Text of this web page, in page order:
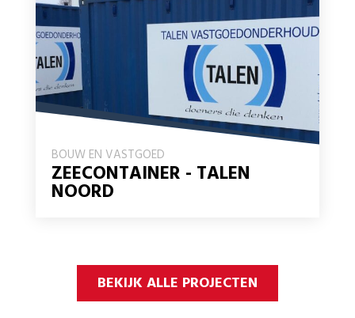
BOUW EN VASTGOED
ZEECONTAINER - TALEN
NOORD
BEKIJK ALLE PROJECTEN